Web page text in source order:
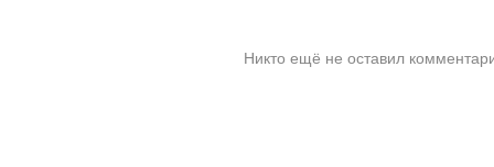
Никто ещё не оставил